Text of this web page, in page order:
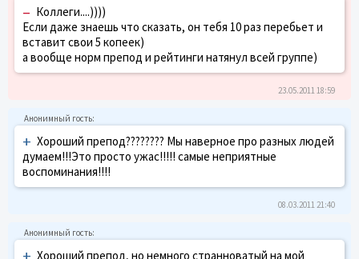
– Коллеги....))))
Если даже знаешь что сказать, он тебя 10 раз перебьет и
вставит свои 5 копеек)
а вообще норм препод и рейтинги натянул всей группе)
23.05.2011 18:59
+ Хороший препод???????? Мы наверное про разных людей
думаем!!!Это просто ужас!!!!! самые неприятные
воспоминания!!!!
08.03.2011 21:40
Хороший препод, но немного странноватый на мой